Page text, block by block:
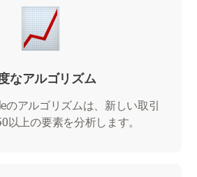
なアルゴリズム
のアルゴリズムは、新しい取引
以上の要素を分析します。